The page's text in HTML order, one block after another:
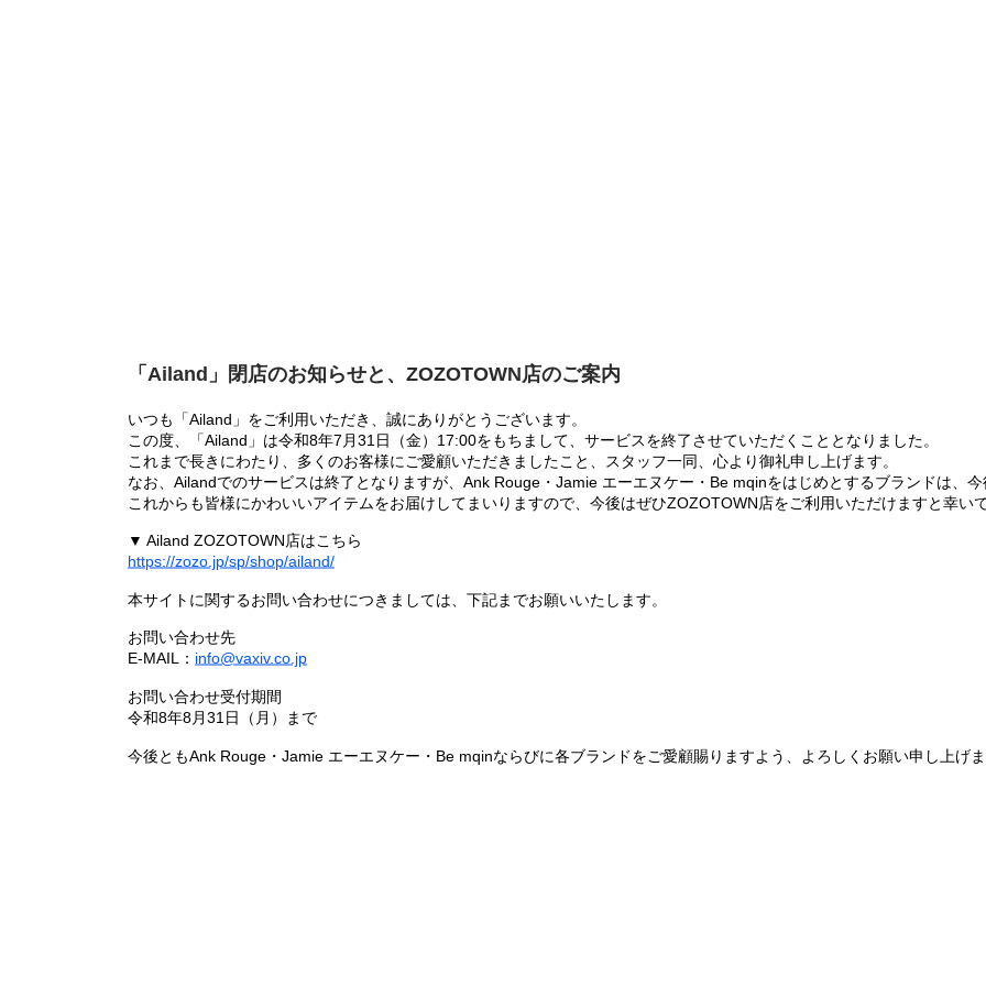
「Ailand」閉店のお知らせと、ZOZOTOWN店のご案内
いつも「Ailand」をご利用いただき、誠にありがとうございます。
この度、「Ailand」は令和8年7月31日（金）17:00をもちまして、サービスを終了させていただくこととなりました。
これまで長きにわたり、多くのお客様にご愛顧いただきましたこと、スタッフ一同、心より御礼申し上げます。
なお、Ailandでのサービスは終了となりますが、Ank Rouge・Jamie エーエヌケー・Be mqinをはじめとするブランドは、
これからも皆様にかわいいアイテムをお届けしてまいりますので、今後はぜひZOZOTOWN店をご利用いただけますと幸いで
▼ Ailand ZOZOTOWN店はこちら
https://zozo.jp/sp/shop/ailand/
本サイトに関するお問い合わせにつきましては、下記までお願いいたします。
お問い合わせ先
E-MAIL： info@vaxiv.co.jp
お問い合わせ受付期間
令和8年8月31日（月）まで
今後ともAnk Rouge・Jamie エーエヌケー・Be mqinならびに各ブランドをご愛顧賜りますよう、よろしくお願い申し上げま